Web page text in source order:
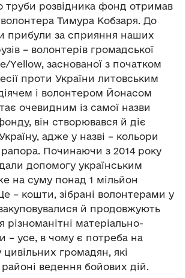
труби розвідника фонд отримав
волонтера Тимура Кобзаря. До
прибули за сприяння наших
– волонтерів громадської
Yellow, заснованої з початком
проти України литовським
і волонтером Йонасом
очевидним із самої назви
він створювався й діє
адже у назві – кольори
Починаючи з 2014 року
допомогу українським
на суму понад 1 мільйон
– кошти, зібрані волонтерами у
й продовжують
різноманітні матеріально-
– усе, в чому є потреба на
цивільних громадян, які
ведення бойових дій.